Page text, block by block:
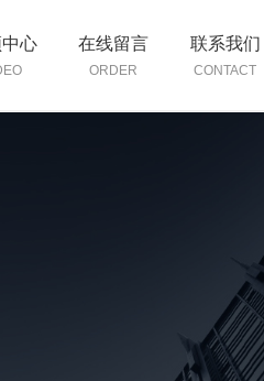
心 在线留言
ORDER
联系我们
CONTACT